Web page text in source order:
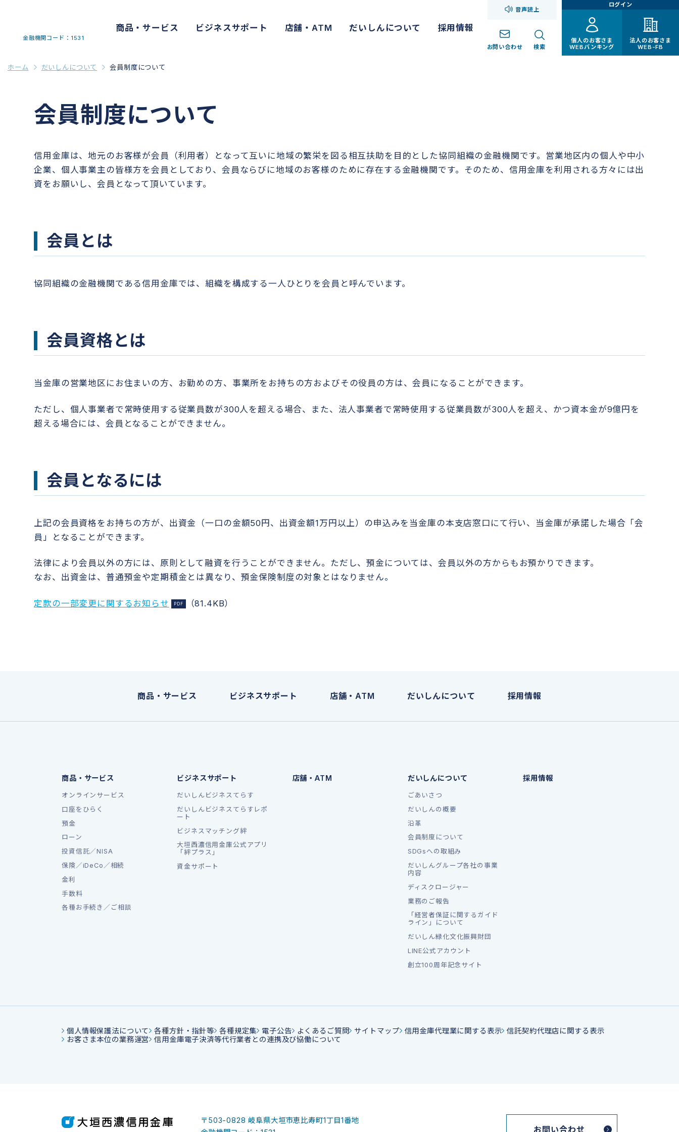
金融機関コード：1531
商品・サービス ビジネスサポート 店舗・ATM だいしんについて 採用情報
音声読上
お問い合わせ 検索
ログイン
個人のお客さま
WEBバンキング
法人のお客さま
WEB-FB
ホーム だいしんについて 会員制度について
会員制度について
信用金庫は、地元のお客様が会員（利用者）となって互いに地域の繁栄を図る相互扶助を目的とした協同組織の金融機関です。営業地区内の個人や中小
企業、個人事業主の皆様方を会員としており、会員ならびに地域のお客様のために存在する金融機関です。そのため、信用金庫を利用される方々には出
資をお願いし、会員となって頂いています。
会員とは
協同組織の金融機関である信用金庫では、組織を構成する一人ひとりを会員と呼んでいます。
会員資格とは
当金庫の営業地区にお住まいの方、お勤めの方、事業所をお持ちの方およびその役員の方は、会員になることができます。
ただし、個人事業者で常時使用する従業員数が300人を超える場合、また、法人事業者で常時使用する従業員数が300人を超え、かつ資本金が9億円を
超える場合には、会員となることができません。
会員となるには
上記の会員資格をお持ちの方が、出資金（一口の金額50円、出資金額1万円以上）の申込みを当金庫の本支店窓口にて行い、当金庫が承諾した場合「会
員」となることができます。
法律により会員以外の方には、原則として融資を行うことができません。ただし、預金については、会員以外の方からもお預かりできます。
なお、出資金は、普通預金や定期積金とは異なり、預金保険制度の対象とはなりません。
定款の一部変更に関するお知らせ （81.4KB）
商品・サービス ビジネスサポート 店舗・ATM だいしんについて 採用情報
商品・サービス
オンラインサービス
口座をひらく
預金
ローン
投資信託／NISA
保険／iDeCo／相続
金利
手数料
各種お手続き／ご相談
ビジネスサポート
だいしんビジネスてらす
だいしんビジネスてらすレポ
ート
ビジネスマッチング絆
大垣西濃信用金庫公式アプリ
「絆プラス」
資金サポート
店舗・ATM だいしんについて
ごあいさつ
だいしんの概要
沿革
会員制度について
SDGsへの取組み
だいしんグループ各社の事業
内容
ディスクロージャー
業務のご報告
「経営者保証に関するガイド
ライン」について
だいしん緑化文化振興財団
LINE公式アカウント
創立100周年記念サイト
採用情報
個人情報保護法について 各種方針・指針等 各種規定集 電子公告 よくあるご質問 サイトマップ 信用金庫代理業に関する表示 信託契約代理店に関する表示
お客さま本位の業務運営 信用金庫電子決済等代行業者との連携及び協働について
〒503-0828 岐阜県大垣市恵比寿町1丁目1番地
お問い合わせ